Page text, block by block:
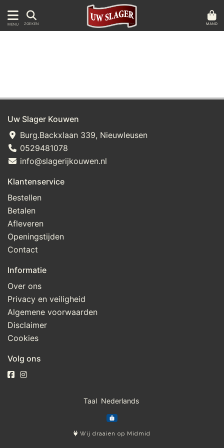
MENU ZOEKEN MAND
Uw Slager Kouwen
Burg.Backxlaan 339, Nieuwleusen
0529481078
info@slagerijkouwen.nl
Klantenservice
Bestellen
Betalen
Afleveren
Openingstijden
Contact
Informatie
Over ons
Privacy en veiligheid
Algemene voorwaarden
Disclaimer
Cookies
Volg ons
Taal
Wij draaien op Midmid